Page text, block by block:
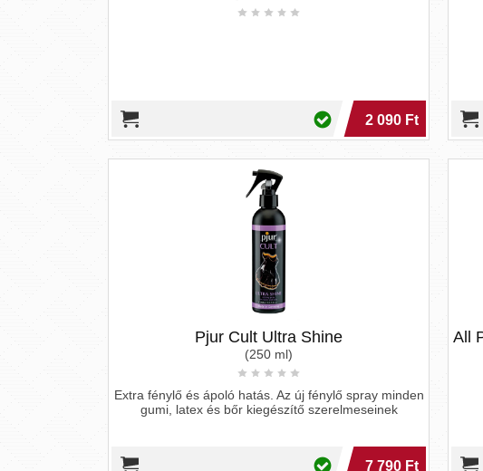
2 090 Ft
Pjur Cult Ultra Shine
(250 ml)
Extra fénylő és ápoló hatás. Az új fénylő spray minden
gumi, latex és bőr kiegészítő szerelmeseinek
7 790 Ft
All